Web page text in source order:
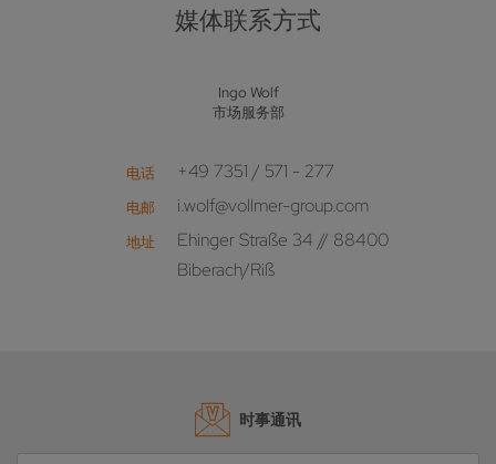
媒体联系方式
Ingo Wolf
市场服务部
电话 +49 7351 / 571 - 277
电邮 i.wolf@vollmer-group.com
地址
Ehinger Straße 34 // 88400
Biberach/Riß
时事通讯